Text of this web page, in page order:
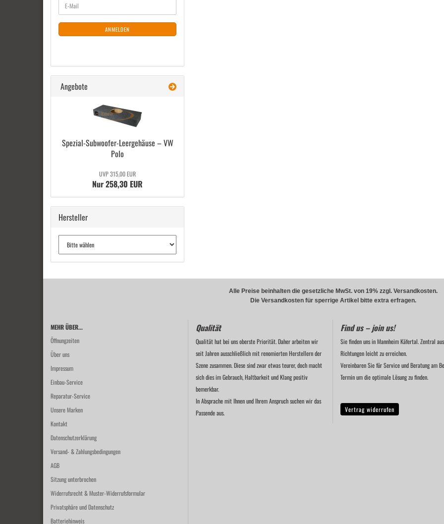
ZUR
NEWSLETTER-
ANMELDUNG
E-
Mail
ANMELDEN
Angebote
Spezial-​Subwoofer-Leergehäuse – VW
Polo
UVP 315,00 EUR
Nur 258,30 EUR
Hersteller
Alle Preise beinhalten die gesetzliche MwSt. von 19% zzgl. Versandkosten.
Die Versandkosten für sperrige Artikel bitte extra erfragen.
MEHR ÜBER...
Öffnungzeiten
Über uns
Impressum
Einbau-Service
Reparatur-Service
Unsere Marken
Kontakt
Datenschutzerklärung
Versand- & Zahlungsbedingungen
AGB
Sitzung unterbrochen
Widerrufsrecht & Muster-Widerrufsformular
Privatsphäre und Datenschutz
Batteriehinweis
Qualität
Qualität hat bei uns oberste Priorität. Daher arbeiten wir
seit Jahren ausschließlich mit renomierten Herstellern der
Szene zusammen. Diese sind zwar etwas teurer, doch macht
sich dies im Gebrauch, Haltbarkeit und Klang positiv
bemerkbar.
In Absprache mit Ihnen und Ihrem Anspruch suchen wir das
Passende aus.
Find us – join us!
Sie finden uns in Mannheim Käfertal. Zentral
Richtungen leicht zu erreichen.
Vereinbaren Sie für Service und Beratung am
Termin um die optimale Lösung zu finden.
Vertrag widerrufen